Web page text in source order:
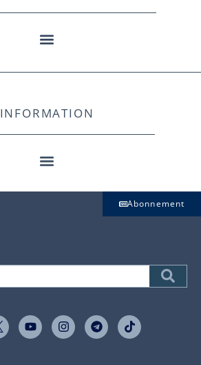
INFORMATION
Abonnement